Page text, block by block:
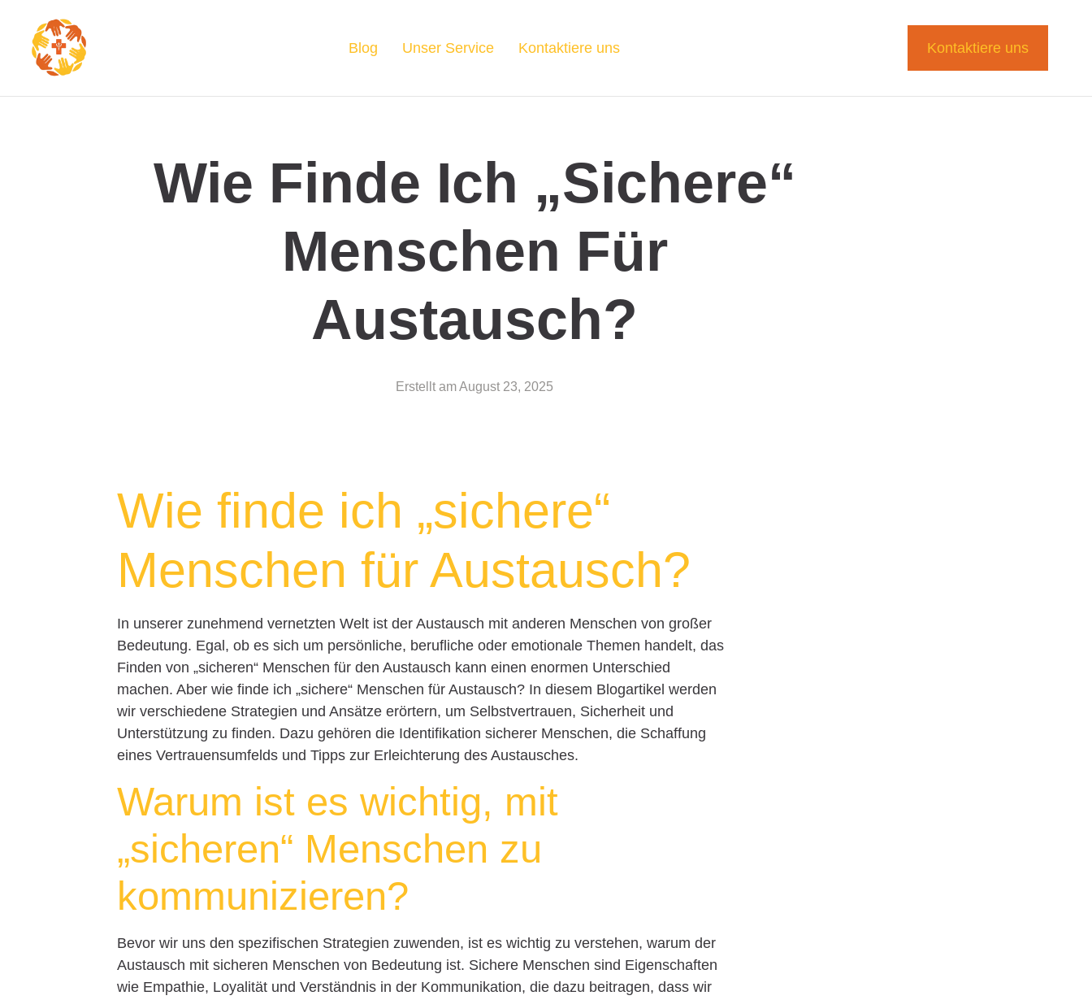
Blog Unser Service Kontaktiere uns Kontaktiere uns
Wie Finde Ich „sichere“
Menschen Für
Austausch?
Erstellt amAugust 23, 2025
Wie finde ich „sichere“
Menschen für Austausch?
In unserer zunehmend vernetzten Welt ist der Austausch mit anderen Menschen von großer
Bedeutung. Egal, ob es sich um persönliche, berufliche oder emotionale Themen handelt, das
Finden von „sicheren“ Menschen für den Austausch kann einen enormen Unterschied
machen. Aber wie finde ich „sichere“ Menschen für Austausch? In diesem Blogartikel werden
wir verschiedene Strategien und Ansätze erörtern, um Selbstvertrauen, Sicherheit und
Unterstützung zu finden. Dazu gehören die Identifikation sicherer Menschen, die Schaffung
eines Vertrauensumfelds und Tipps zur Erleichterung des Austausches.
Warum ist es wichtig, mit
„sicheren“ Menschen zu
kommunizieren?
Bevor wir uns den spezifischen Strategien zuwenden, ist es wichtig zu verstehen, warum der
Austausch mit sicheren Menschen von Bedeutung ist. Sichere Menschen sind Eigenschaften
wie Empathie, Loyalität und Verständnis in der Kommunikation, die dazu beitragen, dass wir